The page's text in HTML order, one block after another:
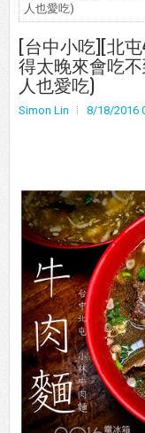
人也愛吃)
[台中小吃][北
得太晚來會吃
人也愛吃)
Simon Lin 8/18/2016